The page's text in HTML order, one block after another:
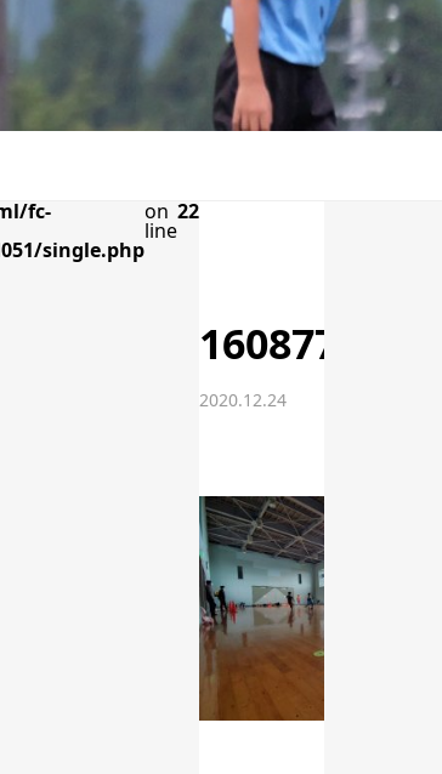
fc-
single.php
on
line
22
2020.12.24